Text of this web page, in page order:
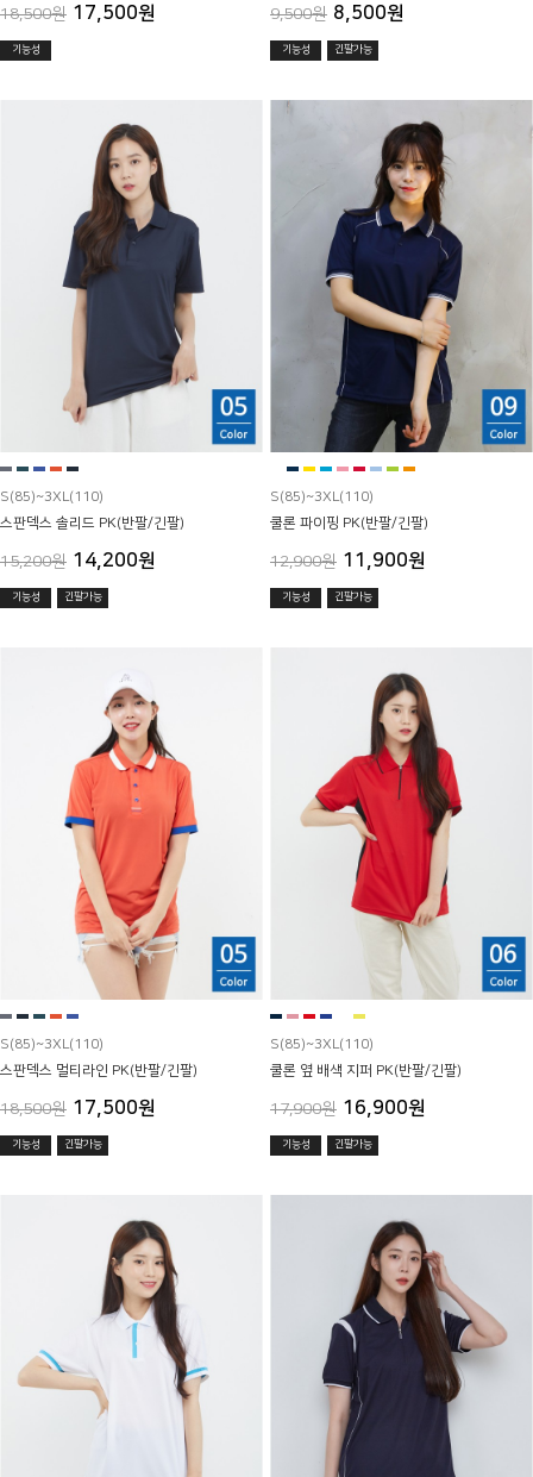
18,500원 17,500원
기능성
9,500원 8,500원
기능성 긴팔가능
S(85)~3XL(110)
스판덱스 솔리드 PK(반팔/긴팔)
15,200원 14,200원
기능성 긴팔가능
S(85)~3XL(110)
쿨론 파이핑 PK(반팔/긴팔)
12,900원 11,900원
기능성 긴팔가능
S(85)~3XL(110)
스판덱스 멀티라인 PK(반팔/긴팔)
18,500원 17,500원
기능성 긴팔가능
S(85)~3XL(110)
쿨론 옆 배색 지퍼 PK(반팔/긴팔)
17,900원 16,900원
기능성 긴팔가능